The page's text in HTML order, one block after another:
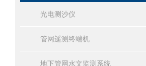
光电测沙仪
管网遥测终端机
地下管网水文监测系统